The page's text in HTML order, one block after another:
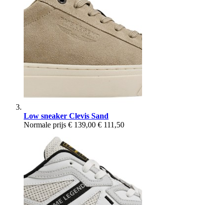
Low sneaker Clevis Sand
Normale prijs € 139,00 € 111,50